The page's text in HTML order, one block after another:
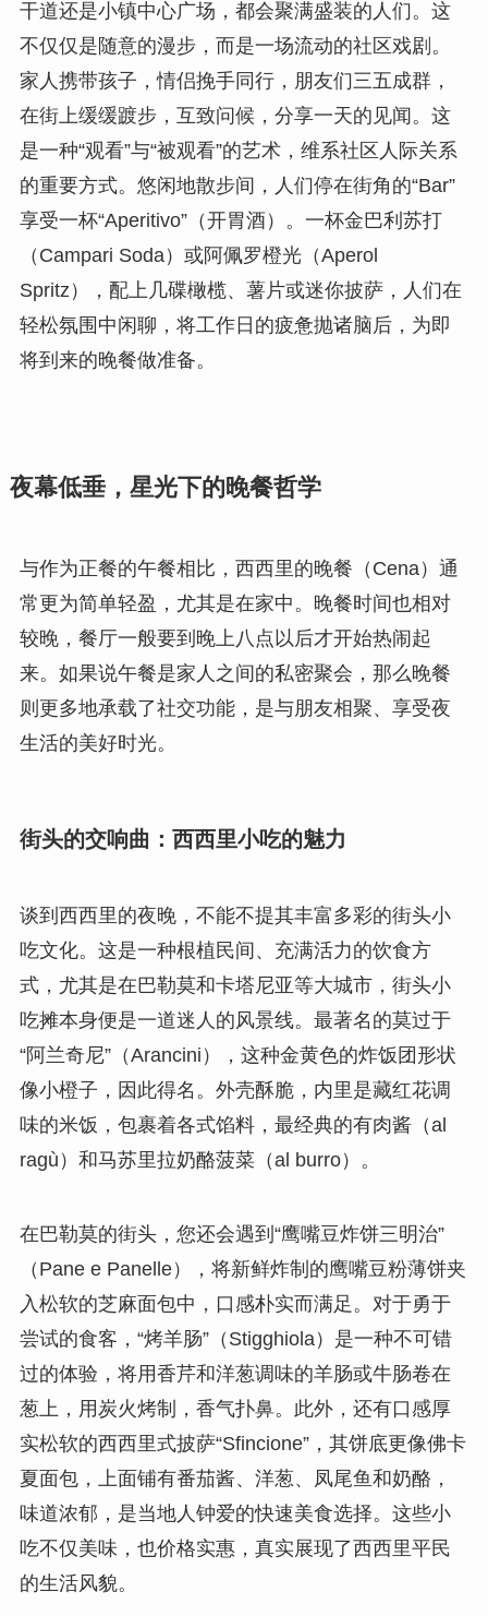
干道还是小镇中心广场，都会聚满盛装的人们。这
不仅仅是随意的漫步，而是一场流动的社区戏剧。
家人携带孩子，情侣挽手同行，朋友们三五成群，
在街上缓缓踱步，互致问候，分享一天的见闻。这
是一种“观看”与“被观看”的艺术，维系社区人际关系
的重要方式。悠闲地散步间，人们停在街角的“Bar”
享受一杯“Aperitivo”（开胃酒）。一杯金巴利苏打
（Campari Soda）或阿佩罗橙光（Aperol
Spritz），配上几碟橄榄、薯片或迷你披萨，人们在
轻松氛围中闲聊，将工作日的疲惫抛诸脑后，为即
将到来的晚餐做准备。
夜幕低垂，星光下的晚餐哲学
与作为正餐的午餐相比，西西里的晚餐（Cena）通
常更为简单轻盈，尤其是在家中。晚餐时间也相对
较晚，餐厅一般要到晚上八点以后才开始热闹起
来。如果说午餐是家人之间的私密聚会，那么晚餐
则更多地承载了社交功能，是与朋友相聚、享受夜
生活的美好时光。
街头的交响曲：西西里小吃的魅力
谈到西西里的夜晚，不能不提其丰富多彩的街头小
吃文化。这是一种根植民间、充满活力的饮食方
式，尤其是在巴勒莫和卡塔尼亚等大城市，街头小
吃摊本身便是一道迷人的风景线。最著名的莫过于
“阿兰奇尼”（Arancini），这种金黄色的炸饭团形状
像小橙子，因此得名。外壳酥脆，内里是藏红花调
味的米饭，包裹着各式馅料，最经典的有肉酱（al
ragù）和马苏里拉奶酪菠菜（al burro）。
在巴勒莫的街头，您还会遇到“鹰嘴豆炸饼三明治”
（Pane e Panelle），将新鲜炸制的鹰嘴豆粉薄饼夹
入松软的芝麻面包中，口感朴实而满足。对于勇于
尝试的食客，“烤羊肠”（Stigghiola）是一种不可错
过的体验，将用香芹和洋葱调味的羊肠或牛肠卷在
葱上，用炭火烤制，香气扑鼻。此外，还有口感厚
实松软的西西里式披萨“Sfincione”，其饼底更像佛卡
夏面包，上面铺有番茄酱、洋葱、凤尾鱼和奶酪，
味道浓郁，是当地人钟爱的快速美食选择。这些小
吃不仅美味，也价格实惠，真实展现了西西里平民
的生活风貌。